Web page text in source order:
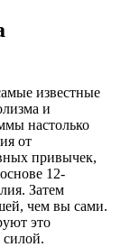
известные
и
настолько
от
привычек,
12-
Затем
чем вы сами.
это